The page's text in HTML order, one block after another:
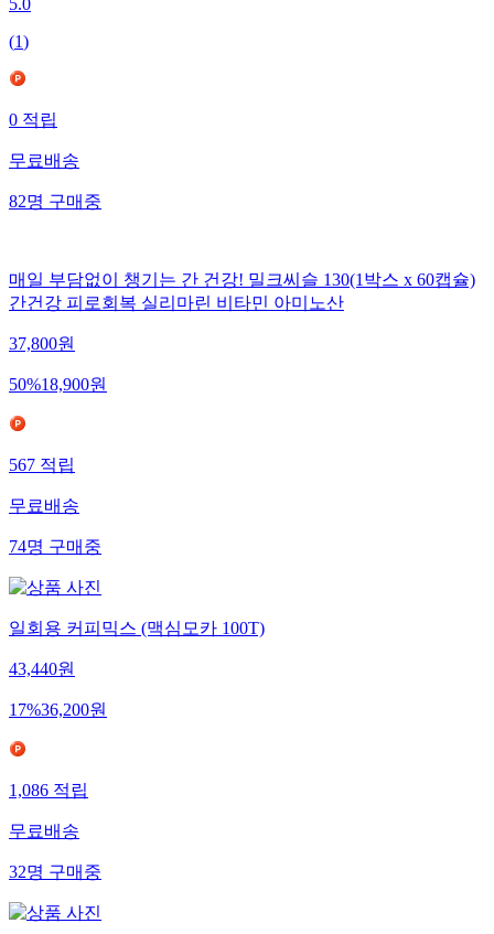
5.0
(1)
0적립
무료배송
82명구매중
매일 부담없이 챙기는 간 건강! 밀크씨슬 130(1박스 x 60캡슐)
간건강 피로회복 실리마린 비타민 아미노산
37,800원
50%18,900원
567적립
무료배송
74명구매중
일회용 커피믹스 (맥심모카 100T)
43,440원
17%36,200원
1,086적립
무료배송
32명구매중